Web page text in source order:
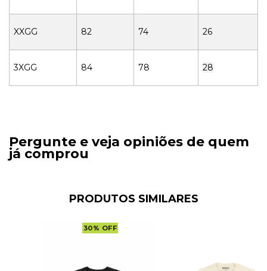
XXGG 82 74 26
3XGG 84 78 28
Pergunte e veja opiniões de quem
já comprou
PRODUTOS SIMILARES
30% OFF